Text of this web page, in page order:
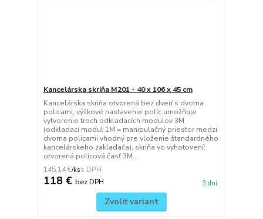
Kancelárska skriňa M201 - 40 x 106 x 45 cm
Kancelárska skriňa otvorená bez dverí s dvoma
policami, výškové nastavenie políc umožňuje
vytvorenie troch odkladacích modulov 3M
(odkladací modul 1M = manipulačný priestor medzi
dvoma policami vhodný pre vloženie štandardného
kancelárskeho zakladača), skriňa vo vyhotovení:
otvorená policová časť 3M...
145,14 €/ks
118 € bez DPH 3 dni
Zvoliť variant